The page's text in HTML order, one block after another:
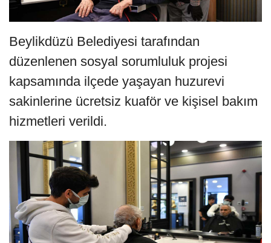
Beylikdüzü Belediyesi tarafından
düzenlenen sosyal sorumluluk projesi
kapsamında ilçede yaşayan huzurevi
sakinlerine ücretsiz kuaför ve kişisel bakım
hizmetleri verildi.